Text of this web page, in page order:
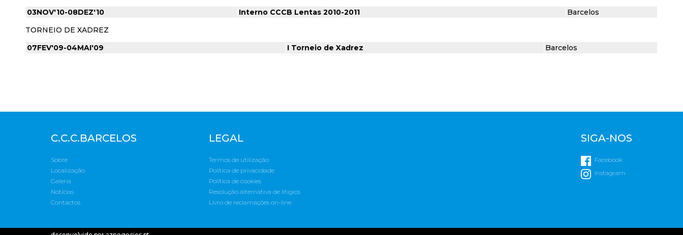
03NOV'10-08DEZ'10
Interno CCCB Lentas 2010-2011
Barcelos
TORNEIO DE XADREZ
07FEV'09-04MAI'09
I Torneio de Xadrez Barcelos
C.C.C.BARCELOS
Sobre
Localização
Galeria
Notícias
Contactos
LEGAL
Termos de utilização
Política de privacidade
Política de cookies
Resolução alternativa de litígios
Livro de reclamações on-line
SIGA-NOS
Facebook
Instagram